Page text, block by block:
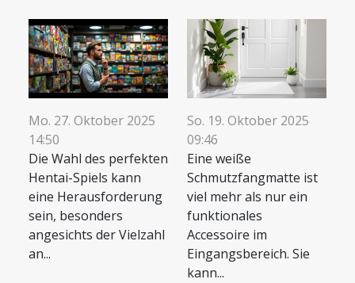
Mo. 27. Oktober 2025
14:50
Die Wahl des perfekten
Hentai-Spiels kann
eine Herausforderung
sein, besonders
angesichts der Vielzahl
an...
So. 19. Oktober 2025
09:46
Eine weiße
Schmutzfangmatte ist
viel mehr als nur ein
funktionales
Accessoire im
Eingangsbereich. Sie
kann...